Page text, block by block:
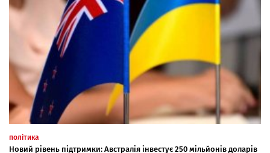
політика
Новий рівень підтримки: Австралія інвестує 250 мільйонів доларів